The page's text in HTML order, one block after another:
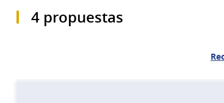
4 propuestas